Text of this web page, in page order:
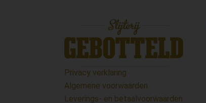
Privacy verklaring
Algemene voorwaarden
Leverings- en betaalvoorwaarden